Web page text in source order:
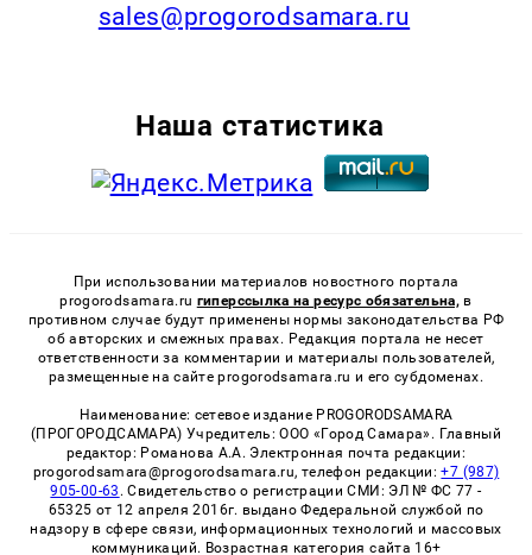
sales@progorodsamara.ru
Наша статистика
При использовании материалов новостного портала
progorodsamara.ru гиперссылка на ресурс обязательна, в
противном случае будут применены нормы законодательства РФ
об авторских и смежных правах. Редакция портала не несет
ответственности за комментарии и материалы пользователей,
размещенные на сайте progorodsamara.ru и его субдоменах.
Наименование: сетевое издание PROGORODSAMARA
(ПРОГОРОДСАМАРА) Учредитель: ООО «Город Самара». Главный
редактор: Романова А.А. Электронная почта редакции:
progorodsamara@progorodsamara.ru, телефон редакции:+7 (987)
905-00-63 . Свидетельство о регистрации СМИ: ЭЛ № ФС 77 -
65325 от 12 апреля 2016г. выдано Федеральной службой по
надзору в сфере связи, информационных технологий и массовых
коммуникаций. Возрастная категория сайта 16+